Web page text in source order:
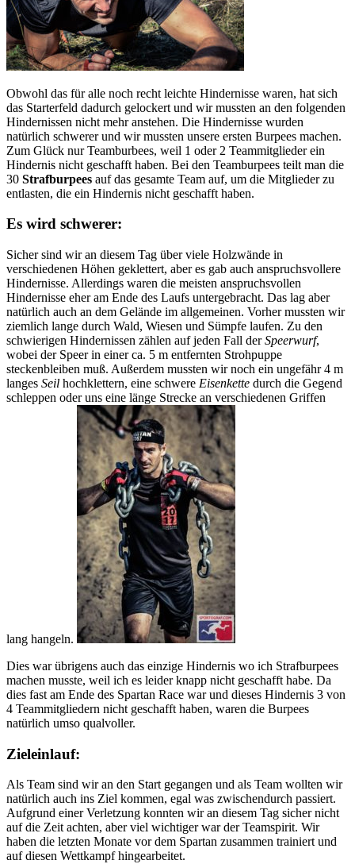
Obwohl das für alle noch recht leichte Hindernisse waren, hat sich
das Starterfeld dadurch gelockert und wir mussten an den folgenden
Hindernissen nicht mehr anstehen. Die Hindernisse wurden
natürlich schwerer und wir mussten unsere ersten Burpees machen.
Zum Glück nur Teamburbees, weil 1 oder 2 Teammitglieder ein
Hindernis nicht geschafft haben. Bei den Teamburpees teilt man die
30 Strafburpees auf das gesamte Team auf, um die Mitglieder zu
entlasten, die ein Hindernis nicht geschafft haben.
Es wird schwerer:
Sicher sind wir an diesem Tag über viele Holzwände in
verschiedenen Höhen geklettert, aber es gab auch anspruchsvollere
Hindernisse. Allerdings waren die meisten anspruchsvollen
Hindernisse eher am Ende des Laufs untergebracht. Das lag aber
natürlich auch an dem Gelände im allgemeinen. Vorher mussten wir
ziemlich lange durch Wald, Wiesen und Sümpfe laufen. Zu den
schwierigen Hindernissen zählen auf jeden Fall derSpeerwurf,
wobei der Speer in einer ca. 5 m entfernten Strohpuppe
steckenbleiben muß. Außerdem mussten wir noch ein ungefähr 4 m
langes Seil hochklettern, eine schwere Eisenkette durch die Gegend
schleppen oder uns eine länge Strecke an verschiedenen Griffen
lang hangeln.
Dies war übrigens auch das einzige Hindernis wo ich Strafburpees
machen musste, weil ich es leider knapp nicht geschafft habe. Da
dies fast am Ende des Spartan Race war und dieses Hindernis 3 von
4 Teammitgliedern nicht geschafft haben, waren die Burpees
natürlich umso qualvoller.
Zieleinlauf:
Als Team sind wir an den Start gegangen und als Team wollten wir
natürlich auch ins Ziel kommen, egal was zwischendurch passiert.
Aufgrund einer Verletzung konnten wir an diesem Tag sicher nicht
auf die Zeit achten, aber viel wichtiger war der Teamspirit. Wir
haben die letzten Monate vor dem Spartan zusammen trainiert und
auf diesen Wettkampf hingearbeitet.